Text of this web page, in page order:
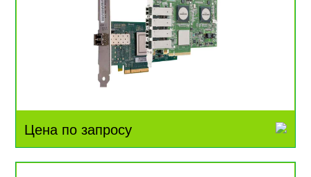
Цена по запросу